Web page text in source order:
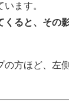
ます。
くると、その
の方ほど、左